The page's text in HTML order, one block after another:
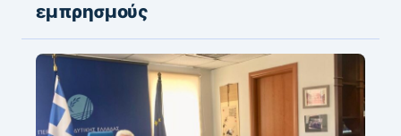
εμπρησμούς